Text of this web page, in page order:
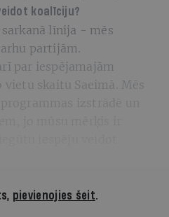
koalīciju?
sarkanā līnija - mēs
partijām.
par iespējamajām
skaitu Saeimā. Mēs
pievienojies šeit.